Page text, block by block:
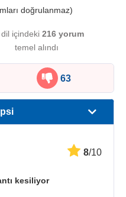
doğrulanmaz)
içindeki 216 yorum
temel alındı
63
8/10
kesiliyor